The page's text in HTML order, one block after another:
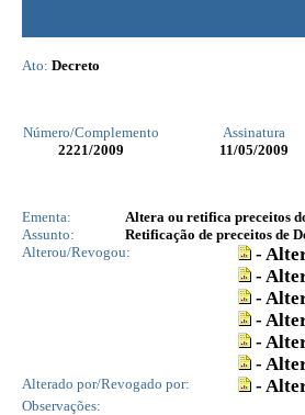
Ato: Decreto
Número/Complemento Assinatura
2221/2009 11/05/2009
Ementa:
Altera ou retifica preceitos
Assunto:
Retificação de preceitos de
Alterou/Revogou:
-
-
-
-
-
-
Alterado por/Revogado por: -
Observações: